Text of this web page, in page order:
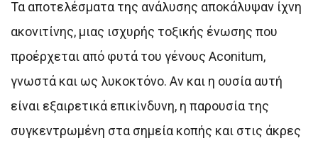
Τα αποτελέσματα της ανάλυσης αποκάλυψαν ίχνη
ακονιτίνης, μιας ισχυρής τοξικής ένωσης που
προέρχεται από φυτά του γένους Aconitum,
γνωστά και ως λυκοκτόνο. Αν και η ουσία αυτή
είναι εξαιρετικά επικίνδυνη, η παρουσία της
συγκεντρωμένη στα σημεία κοπής και στις άκρες